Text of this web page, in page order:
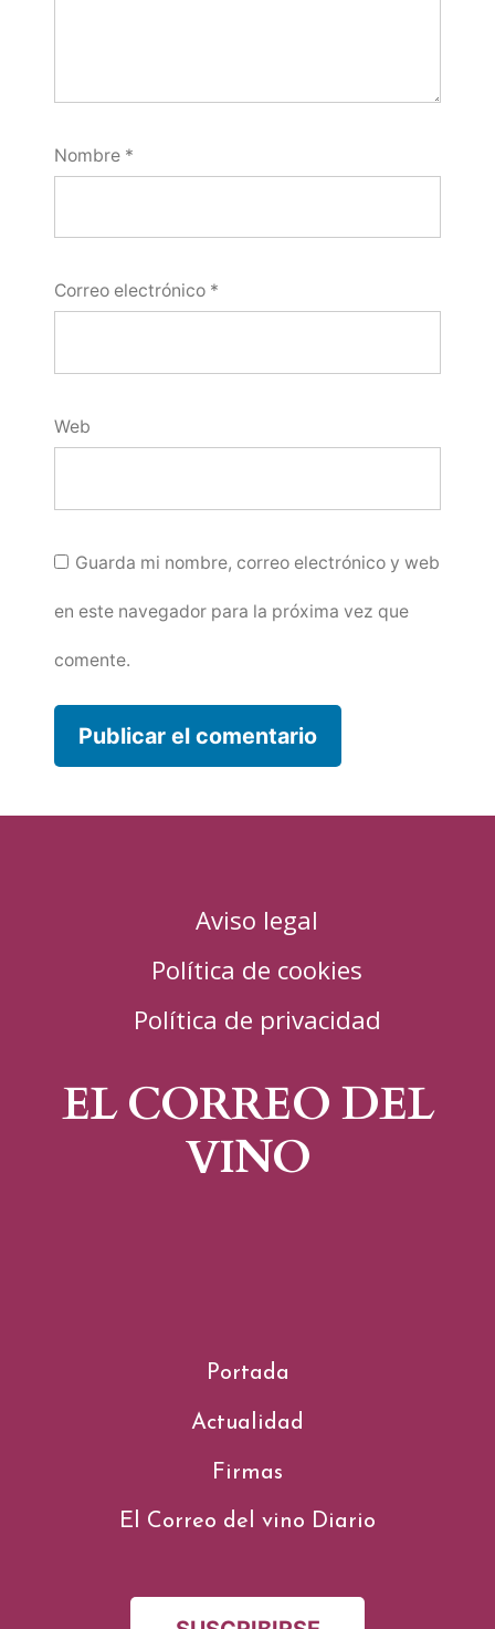
Nombre *
Correo electrónico *
Web
Guarda mi nombre, correo electrónico y web
en este navegador para la próxima vez que
comente.
Aviso legal
Política de cookies
Política de privacidad
EL CORREO DEL
VINO
Portada
Actualidad
Firmas
El Correo del vino Diario